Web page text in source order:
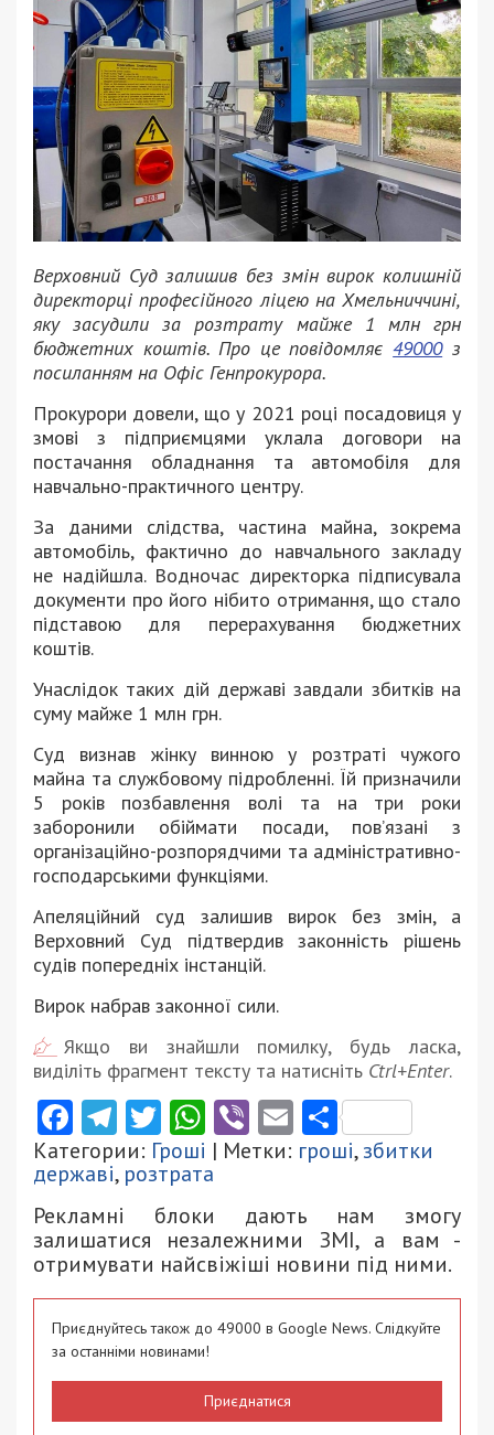
Верховний Суд залишив без змін вирок колишній
директорці професійного ліцею на Хмельниччині,
яку засудили за розтрату майже 1 млн грн
бюджетних коштів. Про це повідомляє49000з
посиланням на Офіс Генпрокурора.
Прокурори довели, що у 2021 році посадовиця у
змові з підприємцями уклала договори на
постачання обладнання та автомобіля для
навчально-практичного центру.
За даними слідства, частина майна, зокрема
автомобіль, фактично до навчального закладу
не надійшла. Водночас директорка підписувала
документи про його нібито отримання, що стало
підставою для перерахування бюджетних
коштів.
Унаслідок таких дій державі завдали збитків на
суму майже 1 млн грн.
Суд визнав жінку винною у розтраті чужого
майна та службовому підробленні. Їй призначили
5 років позбавлення волі та на три роки
заборонили обіймати посади, пов’язані з
організаційно-розпорядчими та адміністративно-
господарськими функціями.
Апеляційний суд залишив вирок без змін, а
Верховний Суд підтвердив законність рішень
судів попередніх інстанцій.
Вирок набрав законної сили.
Якщо ви знайшли помилку, будь ласка,
виділіть фрагмент тексту та натисніть Ctrl+Enter.
Facebook
Telegram
Twitter
WhatsApp
ViberEmail
Категории: Гроші | Метки: гроші,збитки
державі, розтрата
Рекламні блоки дають нам змогу
залишатися незалежними ЗМІ, а вам -
отримувати найсвіжіші новини під ними.
Приєднуйтесь також до 49000 в Google News. Слідкуйте
за останніми новинами!
Приєднатися